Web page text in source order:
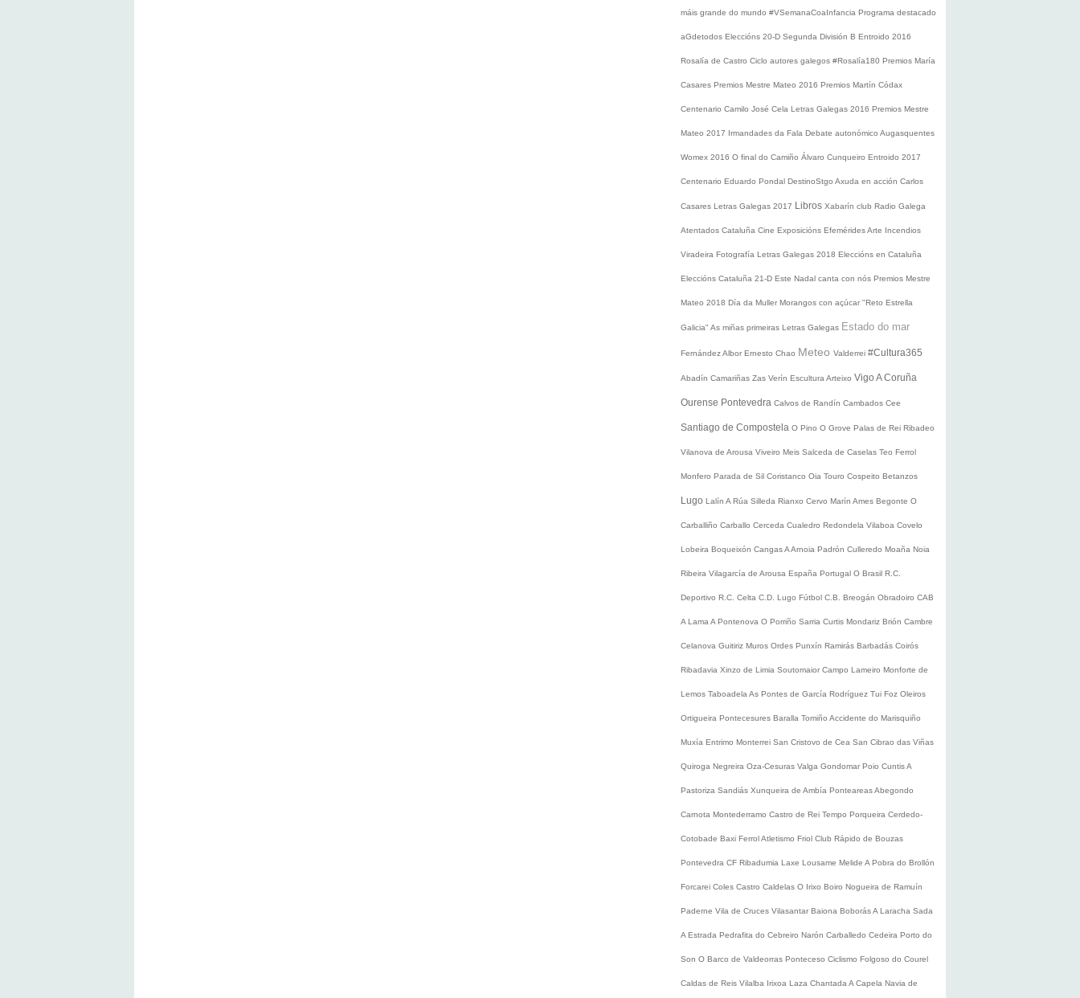
máis grande do mundo #VSemanaCoaInfancia Programa destacado
aGdetodos Eleccións 20-D Segunda División B Entroido 2016
Rosalía de Castro Ciclo autores galegos #Rosalía180 Premios María
Casares Premios Mestre Mateo 2016 Premios Martín Códax
Centenario Camilo José Cela Letras Galegas 2016 Premios Mestre
Mateo 2017 Irmandades da Fala Debate autonómico Augasquentes
Womex 2016 O final do Camiño Álvaro Cunqueiro Entroido 2017
Centenario Eduardo Pondal DestinoStgo Axuda en acción Carlos
Casares Letras Galegas 2017 Libros Xabarín club Radio Galega
Atentados Cataluña Cine Exposicións EfeméridesArte Incendios
Viradeira Fotografía Letras Galegas 2018 Eleccións en Cataluña
Eleccións Cataluña 21-D Este Nadal canta con nós Premios Mestre
Mateo 2018 Día da Muller Morangos con açúcar "Reto Estrella
Galicia" As miñas primeiras Letras Galegas Estado do mar
Fernández Albor Ernesto Chao Meteo Valderrei #Cultura365
Abadín Camariñas Zas Verín Escultura Arteixo Vigo A Coruña
Ourense Pontevedra Calvos de Randín Cambados Cee
Santiago de Compostela O Pino O Grove Palas de Rei Ribadeo
Vilanova de Arousa Viveiro Meis Salceda de Caselas Teo Ferrol
Monfero Parada de Sil Coristanco Oia Touro Cospeito Betanzos
Lugo Lalín A Rúa Silleda Rianxo Cervo Marín Ames Begonte O
Carballiño Carballo Cerceda Cualedro Redondela Vilaboa Covelo
Lobeira Boqueixón CangasA Arnoia Padrón Culleredo Moaña Noia
Ribeira Vilagarcía de Arousa España Portugal O Brasil R.C.
Deportivo R.C. Celta C.D. Lugo Fútbol C.B. Breogán Obradoiro CAB
A Lama A Pontenova O Porriño Sarria Curtis Mondariz Brión Cambre
Celanova Guitiriz Muros Ordes Punxín Ramirás Barbadás Coirós
Ribadavia Xinzo de Limia Soutomaior Campo Lameiro Monforte de
Lemos Taboadela As Pontes de García Rodríguez Tui Foz Oleiros
Ortigueira Pontecesures Baralla Tomiño Accidente do Marisquiño
Muxía Entrimo Monterrei San Cristovo de Cea San Cibrao das Viñas
Quiroga Negreira Oza-Cesuras Valga Gondomar Poio CuntisA
Pastoriza Sandiás Xunqueira de Ambía PonteareasAbegondo
Carnota Montederramo Castro de Rei Tempo Porqueira Cerdedo-
Cotobade Baxi FerrolAtletismo Friol Club Rápido de Bouzas
Pontevedra CF Ribadumia Laxe Lousame Melide A Pobra do Brollón
Forcarei Coles Castro Caldelas O Irixo Boiro Nogueira de Ramuín
Paderne Vila de Cruces Vilasantar Baiona BoborásA Laracha Sada
A Estrada Pedrafita do Cebreiro Narón Carballedo Cedeira Porto do
Son O Barco de Valdeorras Ponteceso Ciclismo Folgoso do Courel
Caldas de Reis Vilalba Irixoa Laza Chantada A Capela Navia de